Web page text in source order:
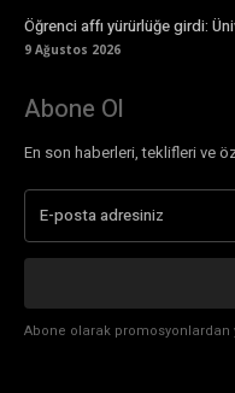
Öğrenci affı yürürlüğe girdi:
9 Ağustos 2026
Abone Ol
En son haberleri, teklifleri ve
Abone olarak promosyonlardan